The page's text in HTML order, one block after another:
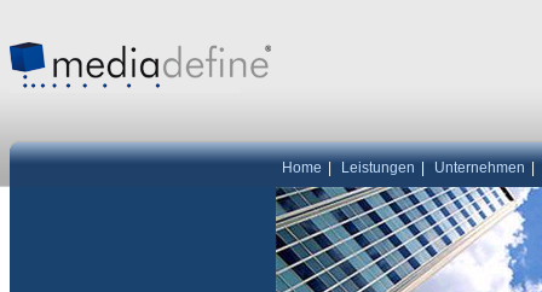
Home Leistungen Unternehmen